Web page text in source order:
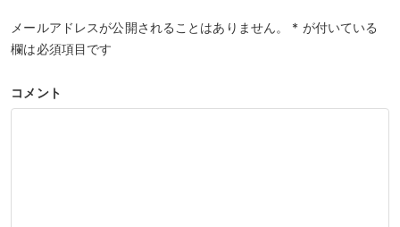
メールアドレスが公開されることはありません。 * が付いている
欄は必須項目です
コメント